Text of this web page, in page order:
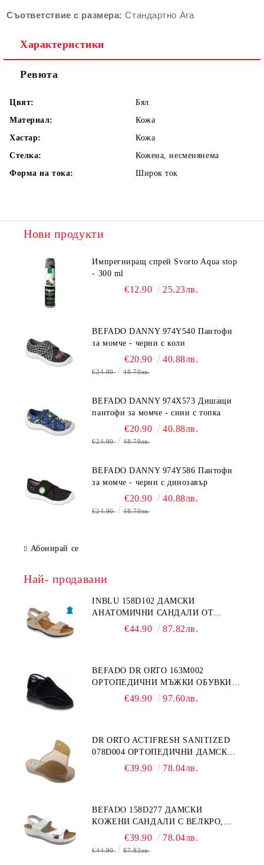
Съответствие с размера:Стандартно Ara
Характеристики
Ревюта
Цвят:
Бял
Материал:
Кожа
Хастар:
Кожа
Стелка:
Кожена, несменянема
Форма на тока:
Широк ток
Нови продукти
Импрегниращ спрей Svorto Aqua stop
- 300 ml
€12.90 25.23лв.
BEFADO DANNY 974Y540 Пантофи
за момче - черни с коли
€20.90 40.88лв.
€24.90 48.70лв.
BEFADO DANNY 974X573 Дишащи
пантофи за момче - сини с топка
€20.90 40.88лв.
€24.90 48.70лв.
BEFADO DANNY 974Y586 Пантофи
за момче - черни с динозавър
€20.90 40.88лв.
€24.90 48.70лв.
Абонирай се
Най- продавани
INBLU 158D102 ДАМСКИ
АНАТОМИЧНИ САНДАЛИ ОТ
ЕСТЕСТВЕНА КОЖА, БЕЖОВИ
€44.90 87.82лв.
BEFADO DR ORTO 163M002
ОРТОПЕДИЧНИ МЪЖКИ ОБУВКИ
ЗА ГИПСИРАН ИЛИ СВРЪХ
€49.90 97.60лв.
DR ORTO ACTIFRESH SANITIZED
078D004 ОРТОПЕДИЧНИ ДАМСКИ
ЧЕХЛИ ЗА МНОГО ОТЕКЪЛ КРАК,
€39.90 78.04лв.
BEFADO 158D277 ДАМСКИ
КОЖЕНИ САНДАЛИ С ВЕЛКРО,
€39.90 78.04лв.
€44.90 87.82лв.